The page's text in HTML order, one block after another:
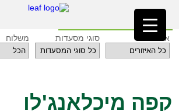
ראשי»מסעדות »קפה מיכלאנג'לו Cafe Michelangelo
חזרה לאינדקס המסעדות
איזורים
סוגי מסעדות משלוח
קפה מיכלאנג'לו